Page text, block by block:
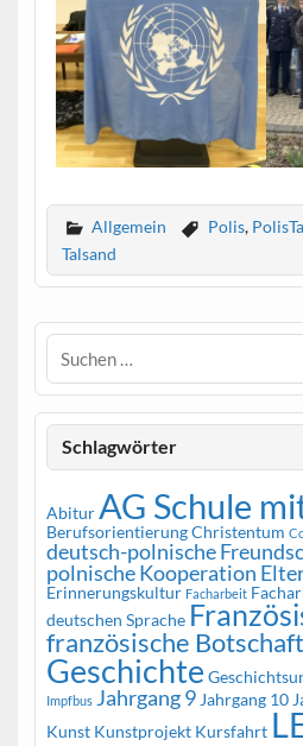
Allgemein Polis,
Talsand
Schlagwörter
AbiturAG Schule
BerufsorientierungChristentum
deutsch-polnische
polnische Kooperation
Erinnerungskultur Facharbeit
deutschen Sprache
französische Botschaft
Geschichte
Impfbus Jahrgang 9 Jahrgang 10
Kunst Kunstprojekt Kursfahrt